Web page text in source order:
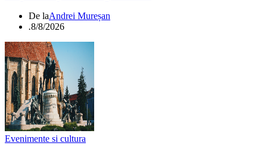
De laAndrei Mureșan
.8/8/2026
Evenimente si cultura